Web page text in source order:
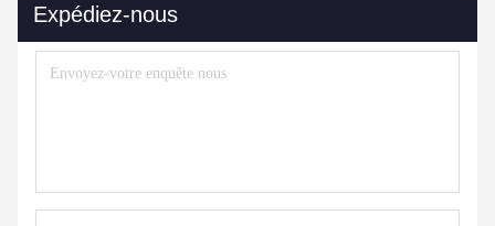
Expédiez-nous